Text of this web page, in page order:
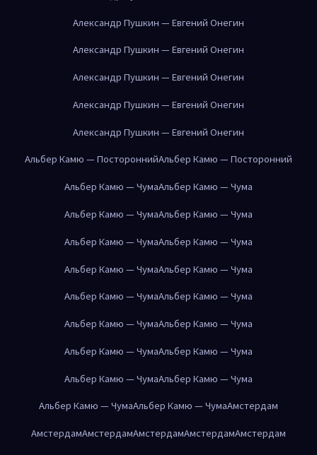
Александр Пушкин — Евгений Онегин
Александр Пушкин — Евгений Онегин
Александр Пушкин — Евгений Онегин
Александр Пушкин — Евгений Онегин
Александр Пушкин — Евгений Онегин
Альбер Камю — ПостороннийАльбер Камю — Посторонний
Альбер Камю — ЧумаАльбер Камю — Чума
Альбер Камю — ЧумаАльбер Камю — Чума
Альбер Камю — ЧумаАльбер Камю — Чума
Альбер Камю — ЧумаАльбер Камю — Чума
Альбер Камю — ЧумаАльбер Камю — Чума
Альбер Камю — ЧумаАльбер Камю — Чума
Альбер Камю — ЧумаАльбер Камю — Чума
Альбер Камю — ЧумаАльбер Камю — Чума
Альбер Камю — ЧумаАльбер Камю — ЧумаАмстердам
АмстердамАмстердамАмстердамАмстердамАмстердам